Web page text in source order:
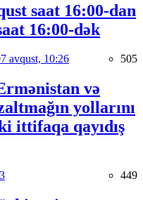
saat 16:00-dan
16:00-dək
avqust, 10:26 505
və
yollarını
ittifaqa qayıdış
449